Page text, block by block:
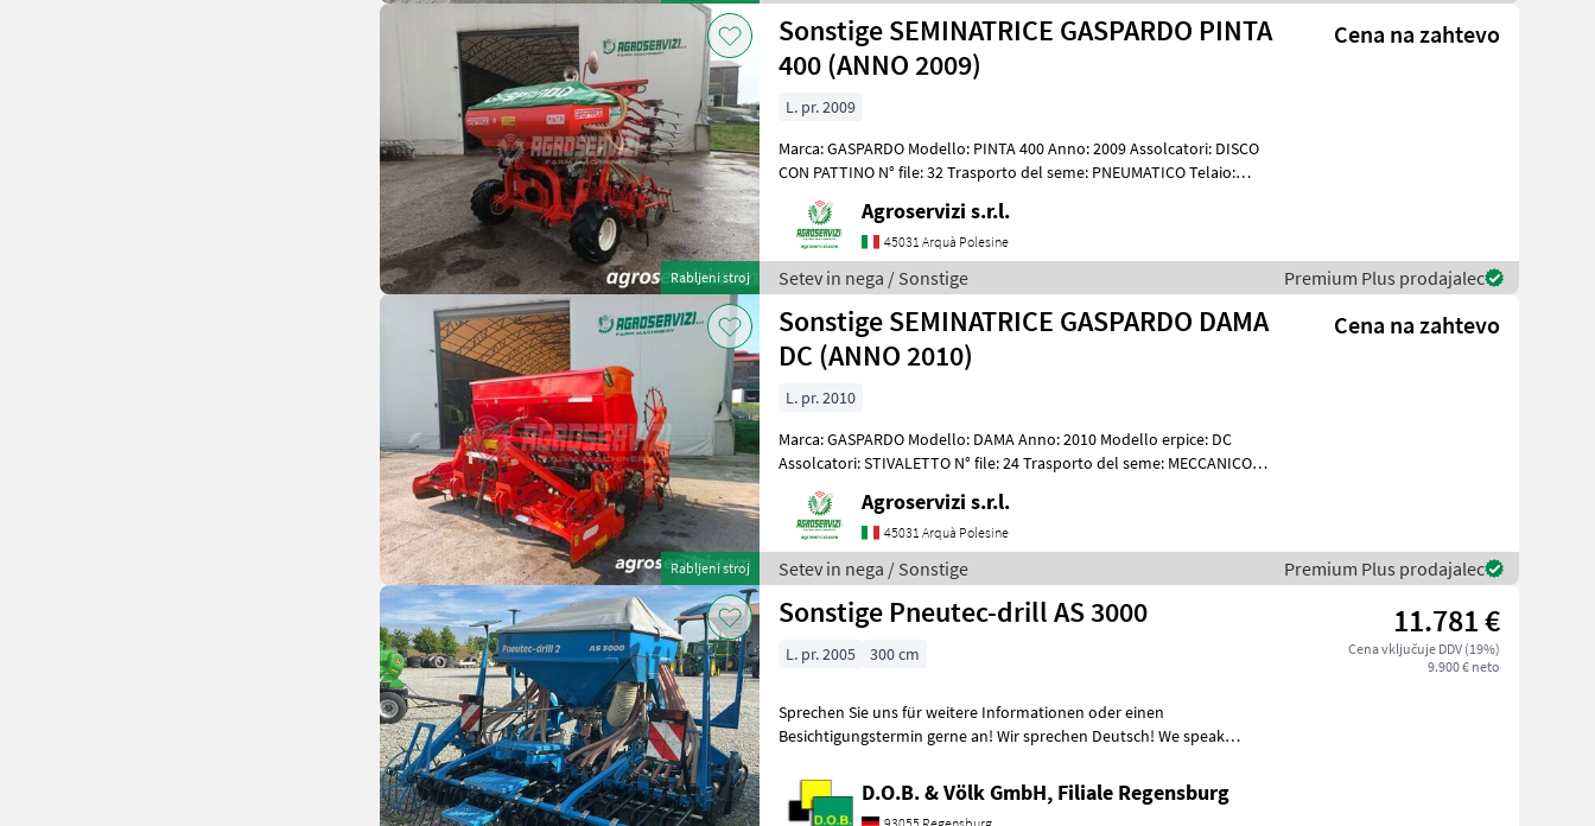
Rabljeni stroj
Sonstige SEMINATRICE GASPARDO PINTA
400 (ANNO 2009)
Cena na zahtevo
L. pr. 2009
Marca: GASPARDO Modello: PINTA 400 Anno: 2009 Assolcatori: DISCO
CON PATTINO N° file: 32 Trasporto del seme: PNEUMATICO Telaio:
Agroservizi s.r.l.
45031 Arquà Polesine
Setev in nega / Sonstige Premium Plus prodajalec
Rabljeni stroj
Sonstige SEMINATRICE GASPARDO DAMA
DC (ANNO 2010)
Cena na zahtevo
L. pr. 2010
Marca: GASPARDO Modello: DAMA Anno: 2010 Modello erpice: DC
Assolcatori: STIVALETTO N° file: 24 Trasporto del seme: MECCANICO
Agroservizi s.r.l.
45031 Arquà Polesine
Setev in nega / Sonstige Premium Plus prodajalec
Sonstige Pneutec-drill AS 3000 11.781 €
Cena vključuje DDV (19%)
9.900 € neto
L. pr. 2005 300 cm
Sprechen Sie uns für weitere Informationen oder einen
Besichtigungstermin gerne an! Wir sprechen Deutsch! We speak
D.O.B. & Völk GmbH, Filiale Regensburg